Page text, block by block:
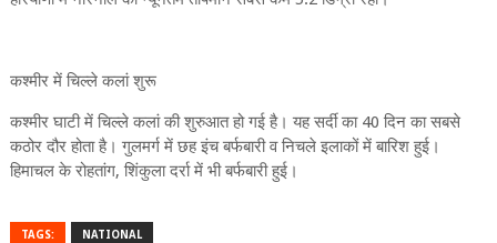
कश्मीर में चिल्ले कलां शुरू
कश्मीर घाटी में चिल्ले कलां की शुरुआत हो गई है। यह सर्दी का 40 दिन का सबसे
कठोर दौर होता है। गुलमर्ग में छह इंच बर्फबारी व निचले इलाकों में बारिश हुई।
हिमाचल के रोहतांग, शिंकुला दर्रा में भी बर्फबारी हुई।
TAGS: NATIONAL